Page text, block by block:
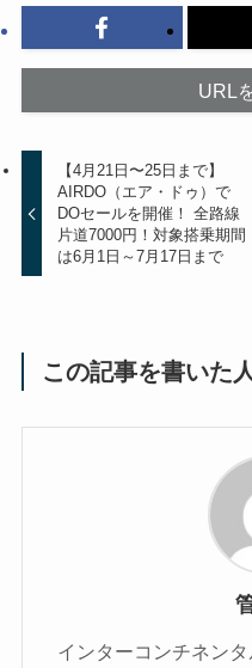
URL
【4月21日〜25日まで】
AIRDO（エア・ドゥ）で
DOセールを開催！ 全路線
片道7000円！対象搭乗期間
は6月1日～7月17日まで
この記事を書いた人
インターコンチネン